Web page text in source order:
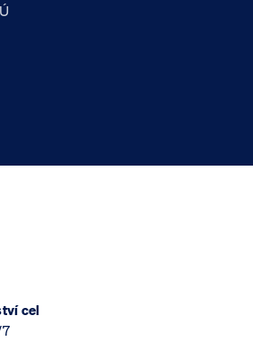
správy ČR
správy ČR
účet Celní správy ČR
cel